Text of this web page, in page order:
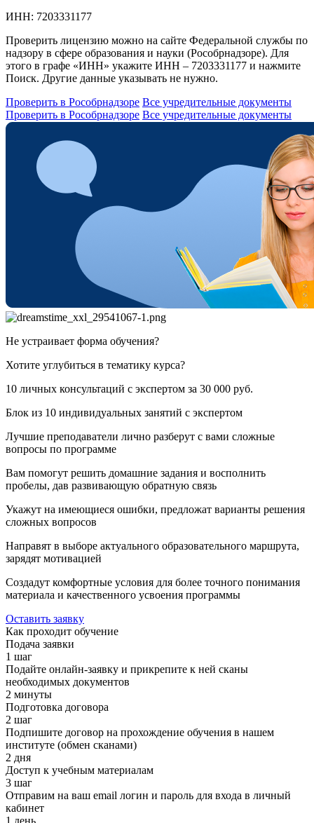
ИНН: 7203331177
Проверить лицензию можно на сайте Федеральной службы по
надзору в сфере образования и науки (Рособрнадзоре). Для
этого в графе «ИНН» укажите ИНН – 7203331177 и нажмите
Поиск. Другие данные указывать не нужно.
Проверить в Рособрнадзоре Все учредительные документы
Проверить в Рособрнадзоре Все учредительные документы
Не устраивает форма обучения?
Хотите углубиться в тематику курса?
10 личных консультаций с экспертом за 30 000 руб.
Блок из 10 индивидуальных занятий с экспертом
Лучшие преподаватели лично разберут с вами сложные
вопросы по программе
Вам помогут решить домашние задания и восполнить
пробелы, дав развивающую обратную связь
Укажут на имеющиеся ошибки, предложат варианты решения
сложных вопросов
Направят в выборе актуального образовательного маршрута,
зарядят мотивацией
Создадут комфортные условия для более точного понимания
материала и качественного усвоения программы
Оставить заявку
Как проходит обучение
Подача заявки
1 шаг
Подайте онлайн-заявку и прикрепите к ней сканы
необходимых документов
2 минуты
Подготовка договора
2 шаг
Подпишите договор на прохождение обучения в нашем
институте (обмен сканами)
2 дня
Доступ к учебным материалам
3 шаг
Отправим на ваш email логин и пароль для входа в личный
кабинет